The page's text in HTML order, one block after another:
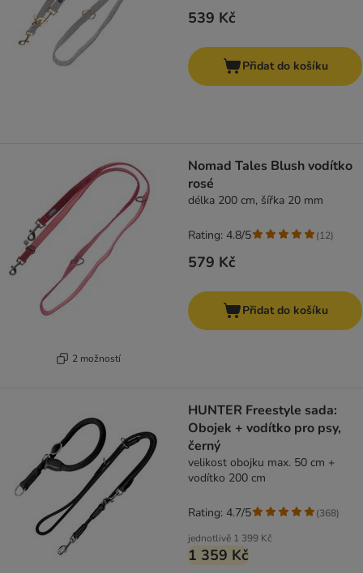
539 Kč
Přidat do košíku
2 možností
Nomad Tales Blush vodítko
rosé
délka 200 cm, šířka 20 mm
579 Kč
Rating: 4.8/5 (12)
Přidat do košíku
HUNTER Freestyle sada:
Obojek + vodítko pro psy,
černý
velikost obojku max. 50 cm +
vodítko 200 cm
jednotlivě 1 399 Kč
1 359 Kč
Rating: 4.7/5 (368)